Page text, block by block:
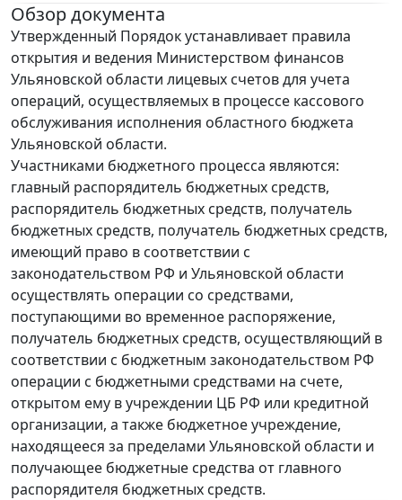
Обзор документа
Утвержденный Порядок устанавливает правила
открытия и ведения Министерством финансов
Ульяновской области лицевых счетов для учета
операций, осуществляемых в процессе кассового
обслуживания исполнения областного бюджета
Ульяновской области.
Участниками бюджетного процесса являются:
главный распорядитель бюджетных средств,
распорядитель бюджетных средств, получатель
бюджетных средств, получатель бюджетных средств,
имеющий право в соответствии с
законодательством РФ и Ульяновской области
осуществлять операции со средствами,
поступающими во временное распоряжение,
получатель бюджетных средств, осуществляющий в
соответствии с бюджетным законодательством РФ
операции с бюджетными средствами на счете,
открытом ему в учреждении ЦБ РФ или кредитной
организации, а также бюджетное учреждение,
находящееся за пределами Ульяновской области и
получающее бюджетные средства от главного
распорядителя бюджетных средств.